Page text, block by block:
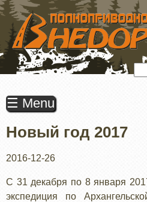
ПЕРЕЙТИ
ОСНОВНОМУ
СОДЕРЖАНИЮ
☰ Menu
Новый год 2017
2016-12-26
С 31 декабря по 8 января
экспедиция по